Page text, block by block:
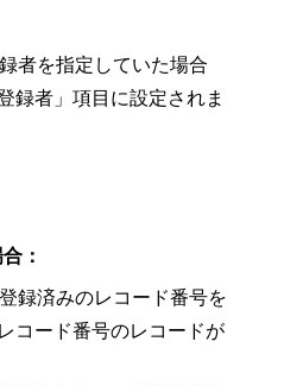
者を指定していた場合
録者」項目に設定されま
：
録済みのレコード番号を
コード番号のレコードが